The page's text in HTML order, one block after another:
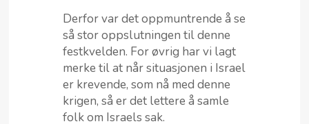
Derfor var det oppmuntrende å se
så stor oppslutningen til denne
festkvelden. For øvrig har vi lagt
merke til at når situasjonen i Israel
er krevende, som nå med denne
krigen, så er det lettere å samle
folk om Israels sak.